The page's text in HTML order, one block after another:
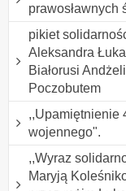
prawosławnych
pikiet
Aleksandra
Białorusi
Poczobutem
,,Upamiętnienie
wojennego".
,,Wyraz
Maryją